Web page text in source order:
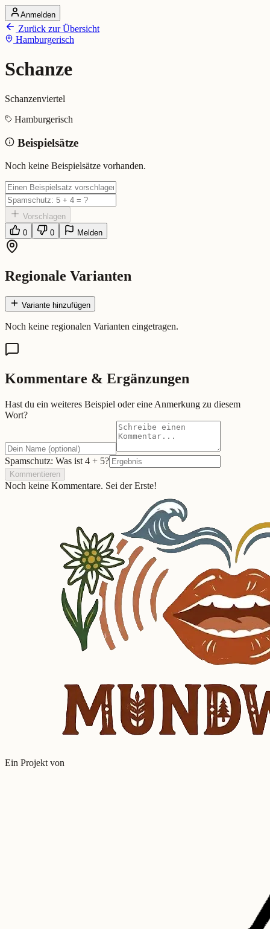
Startseite
Alle Dialekte
Dialekte vergleichen
Ranking
Schanze (Hamburgerisch)
Bedeutung: Schanzenviertel
Eingereicht von: Mundwerk Team
Anmelden
Zurück zur Übersicht
Hamburgerisch
Schanze
Schanzenviertel
Hamburgerisch
Beispielsätze
Noch keine Beispielsätze vorhanden.
Vorschlagen
0
0 Melden
Regionale Varianten
Variante hinzufügen
Noch keine regionalen Varianten eingetragen.
Kommentare & Ergänzungen
Hast du ein weiteres Beispiel oder eine Anmerkung zu diesem
Wort?
Spamschutz: Was ist 4 + 5?
Kommentieren
Noch keine Kommentare. Sei der Erste!
Ein Projekt von